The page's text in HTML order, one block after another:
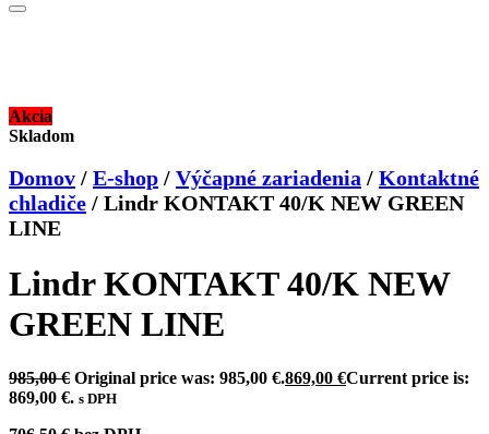
Akcia
Skladom
Domov / E-shop / Výčapné zariadenia / Kontaktné
chladiče / Lindr KONTAKT 40/K NEW GREEN
LINE
Lindr KONTAKT 40/K NEW
GREEN LINE
985,00€ Original price was: 985,00 €.869,00 €Current price is:
869,00 €. s DPH